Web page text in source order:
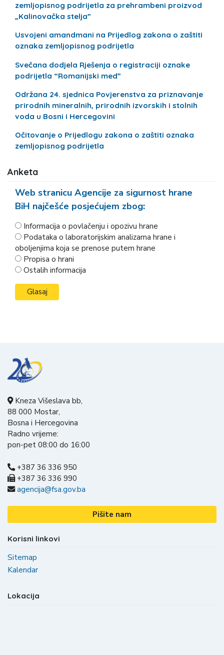
zemljopisnog podrijetla za prehrambeni proizvod
„Kalinovačka stelja”
Usvojeni amandmani na Prijedlog zakona o zaštiti
oznaka zemljopisnog podrijetla
Svečana dodjela Rješenja o registraciji oznake
podrijetla “Romanijski med”
Održana 24. sjednica Povjerenstva za priznavanje
prirodnih mineralnih, prirodnih izvorskih i stolnih
voda u Bosni i Hercegovini
Očitovanje o Prijedlogu zakona o zaštiti oznaka
zemljopisnog podrijetla
Anketa
Web stranicu Agencije za sigurnost hrane
BiH najčešće posjećujem zbog:
Informacija o povlačenju i opozivu hrane
Podataka o laboratorijskim analizama hrane i
oboljenjima koja se prenose putem hrane
Propisa o hrani
Ostalih informacija
Kneza Višeslava bb,
88 000 Mostar,
Bosna i Hercegovina
Radno vrijeme:
pon-pet 08:00 do 16:00
+387 36 336 950
+387 36 336 990
agencija@fsa.gov.ba
Pišite nam
Korisni linkovi
Sitemap
Kalendar
Lokacija